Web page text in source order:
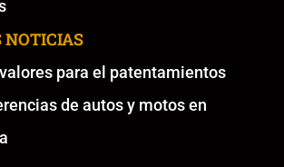
para el patentamientos
de autos y motos en